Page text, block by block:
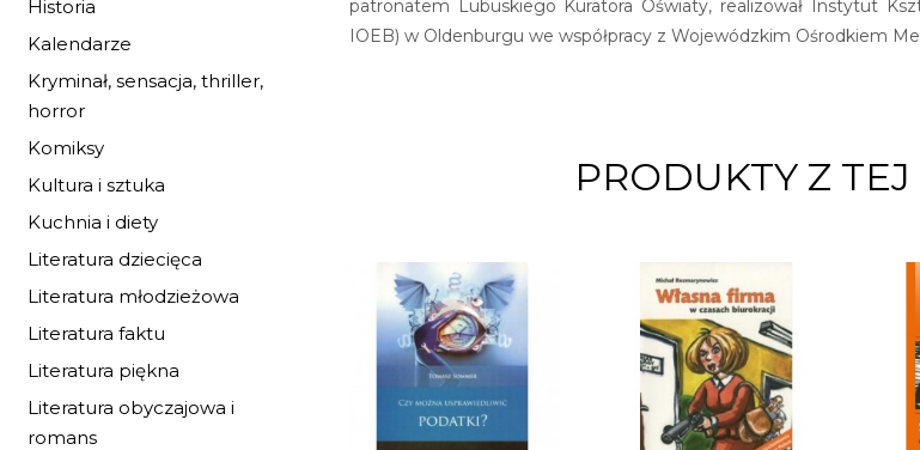
Historia
Kalendarze
Kryminał, sensacja, thriller,
horror
Komiksy
Kultura i sztuka
Kuchnia i diety
Literatura dziecięca
Literatura młodzieżowa
Literatura faktu
Literatura piękna
Literatura obyczajowa i
romans
patronatem Lubuskiego Kuratora Oświaty, realizował Instytut
IOEB) w Oldenburgu we współpracy z Wojewódzkim Ośrodkiem
PRODUKTY Z